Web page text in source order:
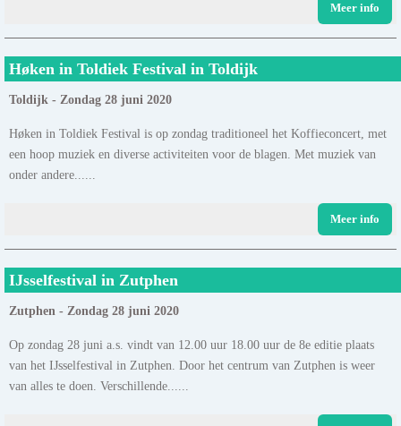
Meer info
Høken in Toldiek Festival in Toldijk
Toldijk - Zondag 28 juni 2020
Høken in Toldiek Festival is op zondag traditioneel het Koffieconcert, met
een hoop muziek en diverse activiteiten voor de blagen. Met muziek van
onder andere......
Meer info
IJsselfestival in Zutphen
Zutphen - Zondag 28 juni 2020
Op zondag 28 juni a.s. vindt van 12.00 uur 18.00 uur de 8e editie plaats
van het IJsselfestival in Zutphen. Door het centrum van Zutphen is weer
van alles te doen. Verschillende......